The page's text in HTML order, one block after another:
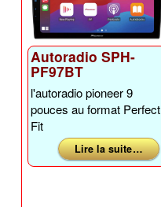
Autoradio SPH-
PF97BT
l'autoradio pioneer 9
pouces au format Perfect
Fit
Lire la suite …